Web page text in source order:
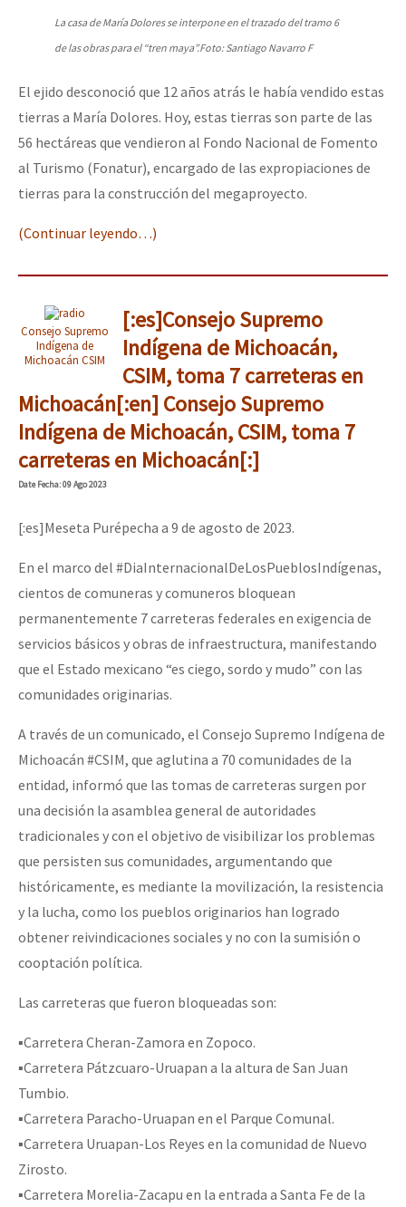
La casa de María Dolores se interpone en el trazado del tramo 6
de las obras para el “tren maya”.Foto: Santiago Navarro F
El ejido desconoció que 12 años atrás le había vendido estas
tierras a María Dolores. Hoy, estas tierras son parte de las
56 hectáreas que vendieron al Fondo Nacional de Fomento
al Turismo (Fonatur), encargado de las expropiaciones de
tierras para la construcción del megaproyecto.
(Continuar leyendo…)
Consejo Supremo
Indígena de
Michoacán CSIM
[:es]Consejo Supremo
Indígena de Michoacán,
CSIM, toma 7 carreteras en
Michoacán[:en] Consejo Supremo
Indígena de Michoacán, CSIM, toma 7
carreteras en Michoacán[:]
DateFecha: 09 Ago 2023
[:es]Meseta Purépecha a 9 de agosto de 2023.
En el marco del #DiaInternacionalDeLosPueblosIndígenas,
cientos de comuneras y comuneros bloquean
permanentemente 7 carreteras federales en exigencia de
servicios básicos y obras de infraestructura, manifestando
que el Estado mexicano “es ciego, sordo y mudo” con las
comunidades originarias.
A través de un comunicado, el Consejo Supremo Indígena de
Michoacán #CSIM, que aglutina a 70 comunidades de la
entidad, informó que las tomas de carreteras surgen por
una decisión la asamblea general de autoridades
tradicionales y con el objetivo de visibilizar los problemas
que persisten sus comunidades, argumentando que
históricamente, es mediante la movilización, la resistencia
y la lucha, como los pueblos originarios han logrado
obtener reivindicaciones sociales y no con la sumisión o
cooptación política.
Las carreteras que fueron bloqueadas son:
▪️Carretera Cheran-Zamora en Zopoco.
▪️Carretera Pátzcuaro-Uruapan a la altura de San Juan
Tumbio.
▪️Carretera Paracho-Uruapan en el Parque Comunal.
▪️Carretera Uruapan-Los Reyes en la comunidad de Nuevo
Zirosto.
▪️Carretera Morelia-Zacapu en la entrada a Santa Fe de la